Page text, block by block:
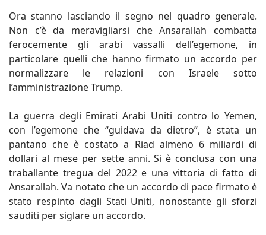
Ora stanno lasciando il segno nel quadro generale.
Non c’è da meravigliarsi che Ansarallah combatta
ferocemente gli arabi vassalli dell’egemone, in
particolare quelli che hanno firmato un accordo per
normalizzare le relazioni con Israele sotto
l’amministrazione Trump.
La guerra degli Emirati Arabi Uniti contro lo Yemen,
con l’egemone che “guidava da dietro”, è stata un
pantano che è costato a Riad almeno 6 miliardi di
dollari al mese per sette anni. Si è conclusa con una
traballante tregua del 2022 e una vittoria di fatto di
Ansarallah. Va notato che un accordo di pace firmato è
stato respinto dagli Stati Uniti, nonostante gli sforzi
sauditi per siglare un accordo.